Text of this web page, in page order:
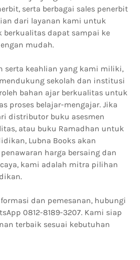
serta berbagai sales penerbit
dari layanan kami untuk
berkualitas dapat sampai ke
mudah.
serta keahlian yang kami miliki,
sekolah dan institusi
bahan ajar berkualitas untuk
proses belajar-mengajar. Jika
distributor buku asesmen
atau buku Ramadhan untuk
Lubna Books akan
harga bersaing dan
kami adalah mitra pilihan
dan pemesanan, hubungi
0812-8189-3207. Kami siap
terbaik sesuai kebutuhan